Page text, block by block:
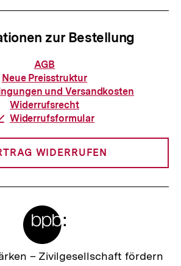
zur Bestellung
Informationen
zur
Bestellung
AGB
Neue Preisstruktur
und Versandkosten
Widerrufsrecht
Download-
Widerrufsformular
WIDERRUFEN
– Zivilgesellschaft fördern